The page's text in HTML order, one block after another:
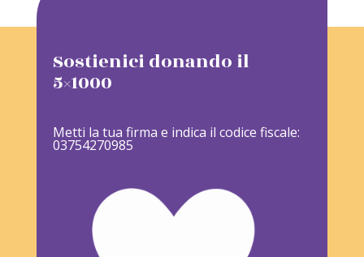
Sostienici donando il
5×1000
Metti la tua firma e indica il codice fiscale:
03754270985